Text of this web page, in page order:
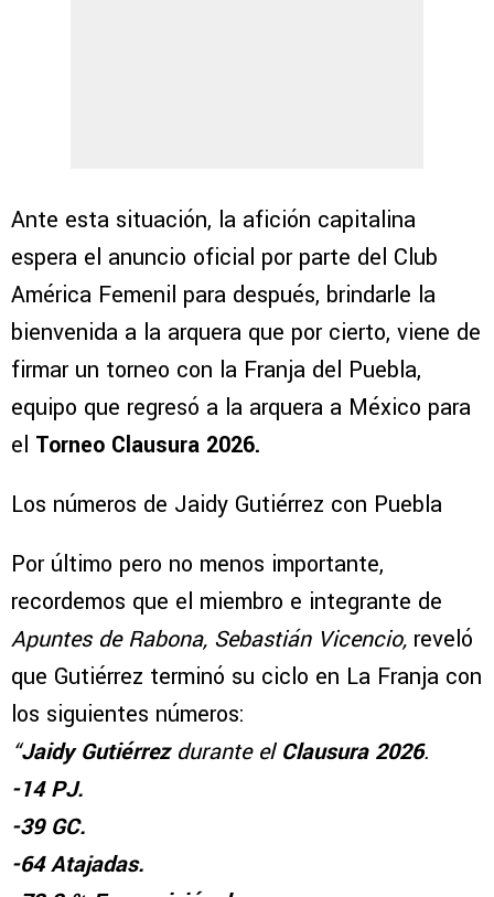
Ante esta situación, la afición capitalina
espera el anuncio oficial por parte del Club
América Femenil para después, brindarle la
bienvenida a la arquera que por cierto, viene de
firmar un torneo con la Franja del Puebla,
equipo que regresó a la arquera a México para
el Torneo Clausura 2026.
Los números de Jaidy Gutiérrez con Puebla
Por último pero no menos importante,
recordemos que el miembro e integrante de
Apuntes de Rabona, Sebastián Vicencio, reveló
que Gutiérrez terminó su ciclo en La Franja con
los siguientes números:
“Jaidy Gutiérrezdurante el Clausura 2026.
-14 PJ.
-39 GC.
-64 Atajadas.